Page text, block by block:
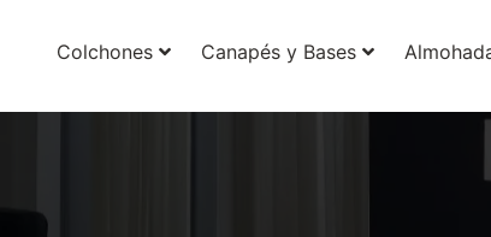
Colchones Canapés y Bases